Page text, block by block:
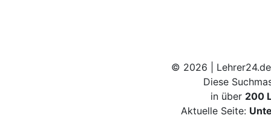
© 2026 |
Diese
in über 200
Aktuelle Seite: